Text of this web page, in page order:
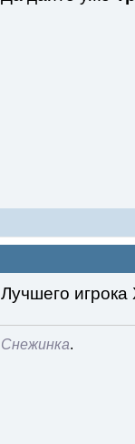
Лучшего
Снежинка.